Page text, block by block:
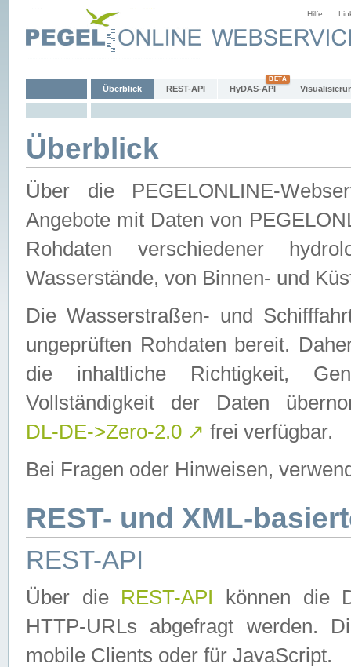
Hilfe
Überblick REST-API HyDAS-API
Überblick
Über die PEGELONLINE-
Angebote mit Daten von
Rohdaten verschiedener
Wasserstände, von Binnen- und
Die Wasserstraßen- und
ungeprüften Rohdaten bereit.
die inhaltliche Richtigkeit,
Vollständigkeit der Daten
DL-DE->Zero-2.0 ↗ frei verfügbar.
Bei Fragen oder Hinweisen,
REST- und XML-
REST-API
Über die REST-API können die
HTTP-URLs abgefragt werden.
mobile Clients oder für JavaScript.